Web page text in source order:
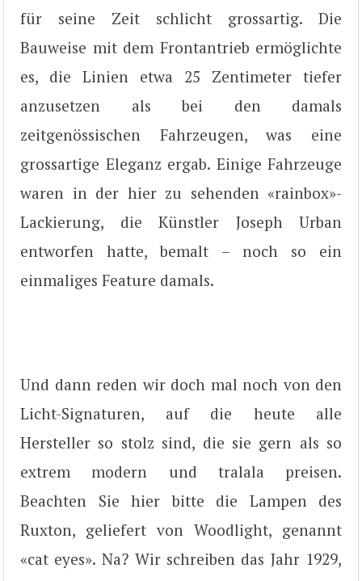
für seine Zeit schlicht grossartig. Die
Bauweise mit dem Frontantrieb ermöglichte
es, die Linien etwa 25 Zentimeter tiefer
anzusetzen als bei den damals
zeitgenössischen Fahrzeugen, was eine
grossartige Eleganz ergab. Einige Fahrzeuge
waren in der hier zu sehenden «rainbox»-
Lackierung, die Künstler Joseph Urban
entworfen hatte, bemalt – noch so ein
einmaliges Feature damals.
Und dann reden wir doch mal noch von den
Licht-Signaturen, auf die heute alle
Hersteller so stolz sind, die sie gern als so
extrem modern und tralala preisen.
Beachten Sie hier bitte die Lampen des
Ruxton, geliefert von Woodlight, genannt
«cat eyes». Na? Wir schreiben das Jahr 1929,